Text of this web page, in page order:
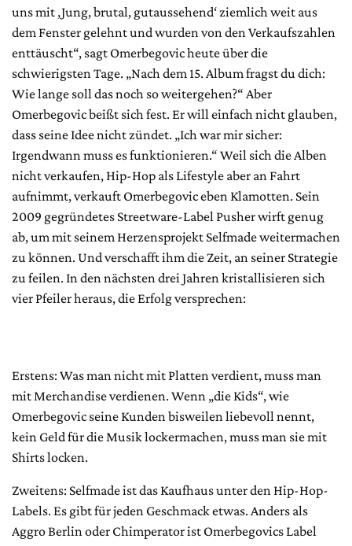
uns mit ‚Jung, brutal, gutaussehend‘ ziemlich weit aus
dem Fenster gelehnt und wurden von den Verkaufszahlen
enttäuscht“, sagt Omerbegovic heute über die
schwierigsten Tage. „Nach dem 15. Album fragst du dich:
Wie lange soll das noch so weitergehen?“ Aber
Omerbegovic beißt sich fest. Er will einfach nicht glauben,
dass seine Idee nicht zündet. „Ich war mir sicher:
Irgendwann muss es funktionieren.“ Weil sich die Alben
nicht verkaufen, Hip-Hop als Lifestyle aber an Fahrt
aufnimmt, verkauft Omerbegovic eben Klamotten. Sein
2009 gegründetes Streetware-Label Pusher wirft genug
ab, um mit seinem Herzensprojekt Selfmade weitermachen
zu können. Und verschafft ihm die Zeit, an seiner Strategie
zu feilen. In den nächsten drei Jahren kristallisieren sich
vier Pfeiler heraus, die Erfolg versprechen:
Erstens: Was man nicht mit Platten verdient, muss man
mit Merchandise verdienen. Wenn „die Kids“, wie
Omerbegovic seine Kunden bisweilen liebevoll nennt,
kein Geld für die Musik lockermachen, muss man sie mit
Shirts locken.
Zweitens: Selfmade ist das Kaufhaus unter den Hip-Hop-
Labels. Es gibt für jeden Geschmack etwas. Anders als
Aggro Berlin oder Chimperator ist Omerbegovics Label